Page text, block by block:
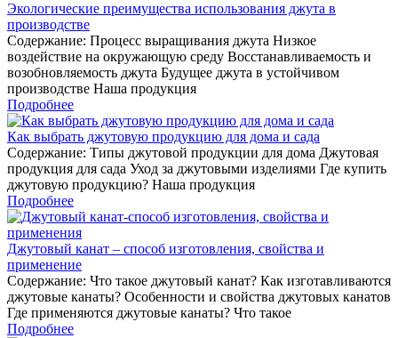
Экологические преимущества использования джута в
производстве
Содержание: Процесс выращивания джута Низкое
воздействие на окружающую среду Восстанавливаемость и
возобновляемость джута Будущее джута в устойчивом
производстве Наша продукция
Подробнее
Как выбрать джутовую продукцию для дома и сада
Содержание: Типы джутовой продукции для дома Джутовая
продукция для сада Уход за джутовыми изделиями Где купить
джутовую продукцию? Наша продукция
Подробнее
Джутовый канат – способ изготовления, свойства и
применение
Содержание: Что такое джутовый канат? Как изготавливаются
джутовые канаты? Особенности и свойства джутовых канатов
Где применяются джутовые канаты? Что такое
Подробнее